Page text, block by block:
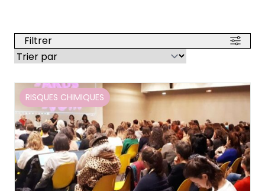
Filtrer
RISQUES CHIMIQUES